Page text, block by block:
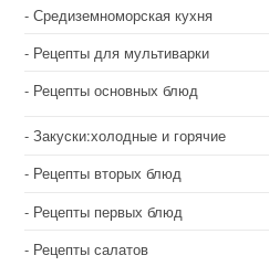
Средиземноморская кухня
Рецепты для мультиварки
Рецепты основных блюд
Закуски:холодные и горячие
Рецепты вторых блюд
Рецепты первых блюд
Рецепты салатов